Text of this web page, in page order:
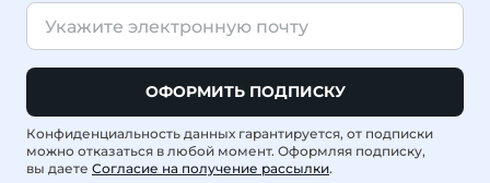
ОФОРМИТЬ ПОДПИСКУ
Конфиденциальность данных гарантируется, от подписки
можно отказаться в любой момент. Оформляя подписку,
вы даете Согласие на получение рассылки.